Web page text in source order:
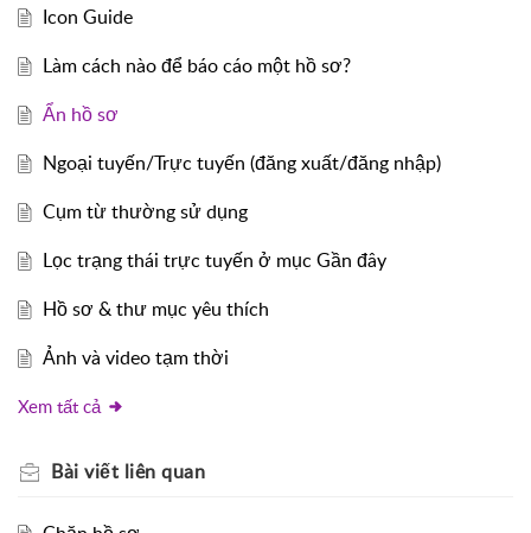
Icon Guide
Làm cách nào để báo cáo một hồ sơ?
Ẩn hồ sơ
Ngoại tuyến/Trực tuyến (đăng xuất/đăng nhập)
Cụm từ thường sử dụng
Lọc trạng thái trực tuyến ở mục Gần đây
Hồ sơ & thư mục yêu thích
Ảnh và video tạm thời
Xem tất cả
Bài viết liên quan